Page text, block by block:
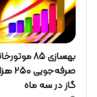
بهسازی ۸۵
گاز در سه ماه